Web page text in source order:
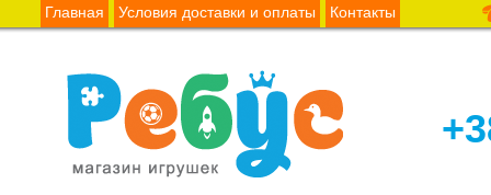
Главная Условия доставки и оплаты Контакты